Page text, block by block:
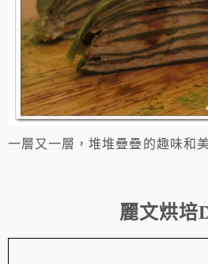
一層又一層，堆堆疊疊的趣味和美
麗文烘培